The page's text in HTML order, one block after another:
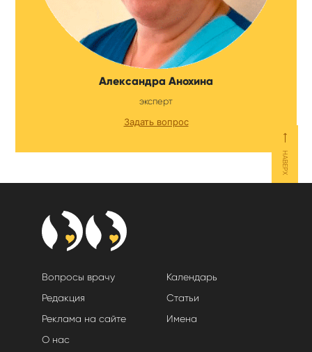
Александра Анохина
эксперт
Задать вопрос
⟵
НАВЕРХ
Вопросы врачу
Редакция
Реклама на сайте
О нас
Календарь
Статьи
Имена